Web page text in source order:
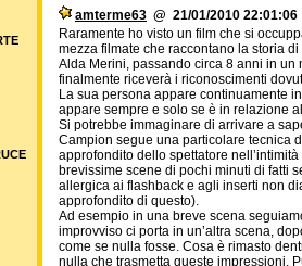
amterme63 @ 21/01/2010 22:01:06
Raramente ho visto un film che si
mezza filmate che raccontano la storia
Alda Merini, passando circa 8 anni in
finalmente riceverà i riconoscimenti
La sua persona appare continuamente
appare sempre e solo se è in relazione
Si potrebbe immaginare di arrivare a
Campion segue una particolare tecnica
approfondito dello spettatore
brevissime scene di pochi minuti di fatti
allergica ai flashback e agli inserti non
approfondito di questo).
Ad esempio in una breve scena
improvviso ci porta in un’altra scena,
come se nulla fosse. Cosa è rimasto
nulla che trasmetta queste impressioni.